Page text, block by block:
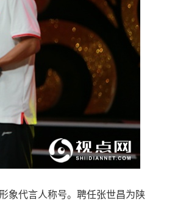
象代言人称号。聘任张世昌为陕